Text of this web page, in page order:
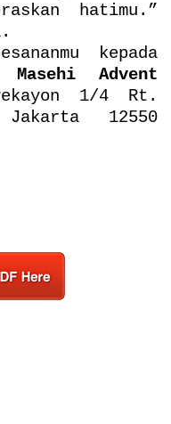
hatimu.”
kepada
Masehi Advent
1/4 Rt.
12550